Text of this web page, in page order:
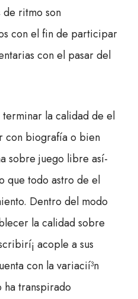
de ritmo son
con el fin de participar
con el pasar del
la calidad de el
con biografía o bien
sobre juego libre así­
que todo astro de el
Dentro del modo
la calidad sobre
acople a sus
con la variacií³n
ha transpirado